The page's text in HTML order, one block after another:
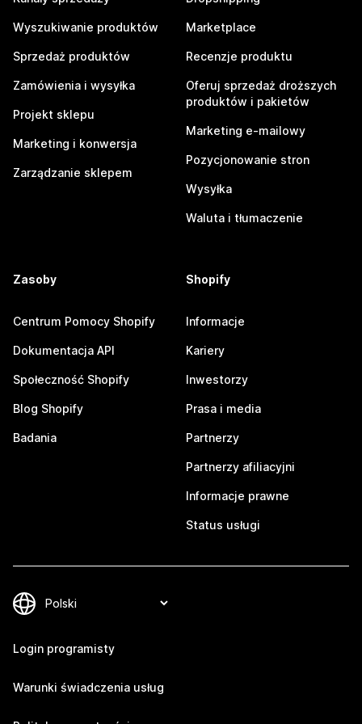
Wyszukiwanie produktów
Sprzedaż produktów
Zamówienia i wysyłka
Projekt sklepu
Marketing i konwersja
Zarządzanie sklepem
Marketplace
Recenzje produktu
Oferuj sprzedaż droższych
produktów i pakietów
Marketing e-mailowy
Pozycjonowanie stron
Wysyłka
Waluta i tłumaczenie
Zasoby
Centrum Pomocy Shopify
Dokumentacja API
Społeczność Shopify
Blog Shopify
Badania
Shopify
Informacje
Kariery
Inwestorzy
Prasa i media
Partnerzy
Partnerzy afiliacyjni
Informacje prawne
Status usługi
Login programisty
Warunki świadczenia usług